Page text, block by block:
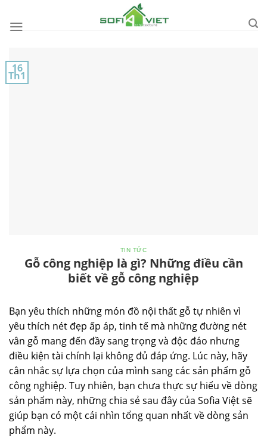
content
16
Th1
TIN TỨC
Gỗ công nghiệp là gì? Những điều cần
biết về gỗ công nghiệp
Bạn yêu thích những món đồ nội thất gỗ tự nhiên vì
yêu thích nét đẹp ấp áp, tinh tế mà những đường nét
vân gỗ mang đến đầy sang trọng và độc đáo nhưng
điều kiện tài chính lại không đủ đáp ứng. Lúc này, hãy
cân nhắc sự lựa chọn của mình sang các sản phẩm gỗ
công nghiệp. Tuy nhiên, bạn chưa thực sự hiểu về dòng
sản phẩm này, những chia sẻ sau đây của Sofia Việt sẽ
giúp bạn có một cái nhìn tổng quan nhất về dòng sản
phẩm này.